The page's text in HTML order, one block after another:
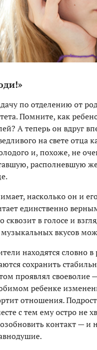
по отделению от
Помните, как
А теперь он вдруг
на свете отца
и, похоже, не
располневшую
насколько он и
единственно
сквозит в голосе и
вкусов
находятся словно
сохранить
проявлял своеволие
ребенке
отношения.
с тем ему остро не
контакт — и